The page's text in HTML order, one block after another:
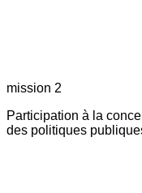
mission 2
Participation à la
des politiques